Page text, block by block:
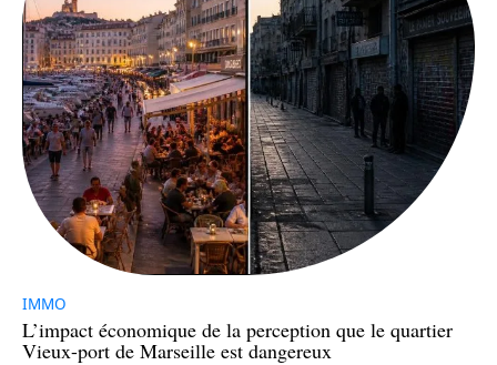
IMMO
L’impact économique de la perception que le quartier
Vieux-port de Marseille est dangereux